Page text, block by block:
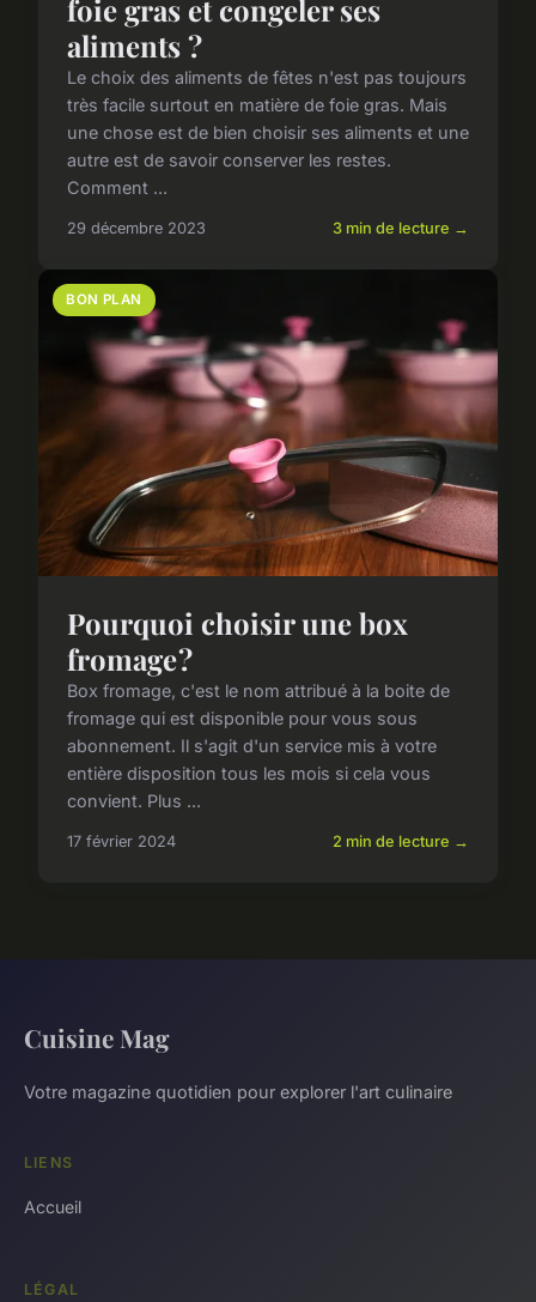
foie gras et congeler ses
aliments ?
Le choix des aliments de fêtes n'est pas toujours
très facile surtout en matière de foie gras. Mais
une chose est de bien choisir ses aliments et une
autre est de savoir conserver les restes.
Comment ...
29 décembre 2023 3 min de lecture →
BON PLAN
Pourquoi choisir une box
fromage ?
Box fromage, c'est le nom attribué à la boite de
fromage qui est disponible pour vous sous
abonnement. Il s'agit d'un service mis à votre
entière disposition tous les mois si cela vous
convient. Plus ...
17 février 2024 2 min de lecture →
Cuisine Mag
Votre magazine quotidien pour explorer l'art culinaire
LIENS
Accueil
LÉGAL